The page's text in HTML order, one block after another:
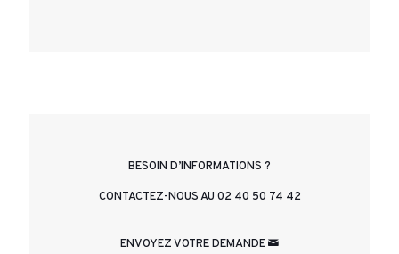
BESOIN D’INFORMATIONS ?
CONTACTEZ-NOUS AU 02 40 50 74 42
ENVOYEZ VOTRE DEMANDE